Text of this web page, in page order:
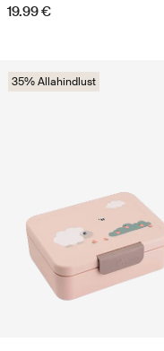
19.99 €
35% Allahindlust